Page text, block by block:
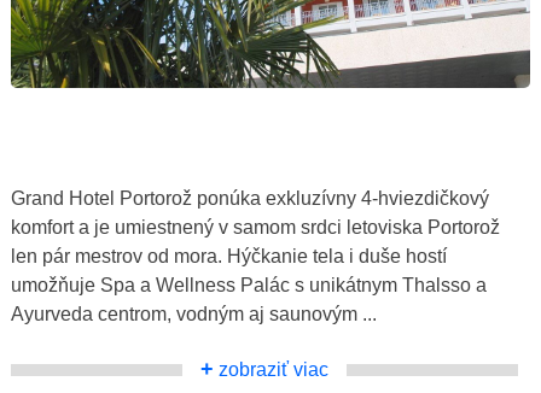
Grand Hotel Portorož ponúka exkluzívny 4-hviezdičkový
komfort a je umiestnený v samom srdci letoviska Portorož
len pár mestrov od mora. Hýčkanie tela i duše hostí
umožňuje Spa a Wellness Palác s unikátnym Thalsso a
Ayurveda centrom, vodným aj saunovým ...
+ zobraziť viac